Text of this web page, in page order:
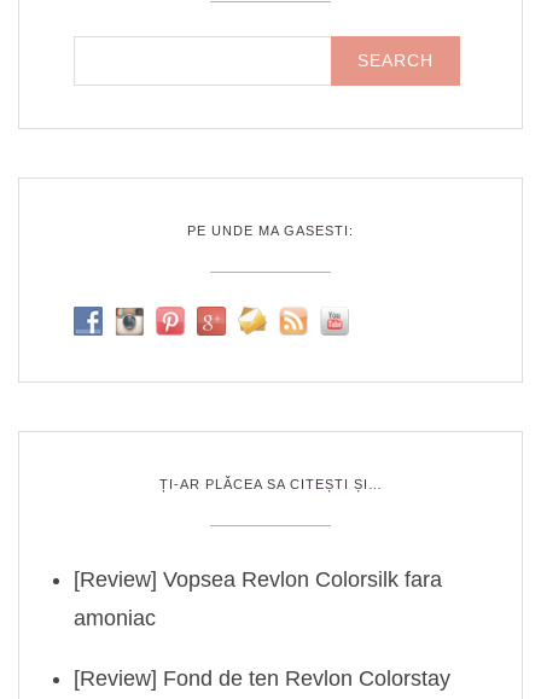
PE UNDE MA GASESTI:
ȚI-AR PLĂCEA SA CITEȘTI ȘI…
[Review] Vopsea Revlon Colorsilk fara
amoniac
[Review] Fond de ten Revlon Colorstay